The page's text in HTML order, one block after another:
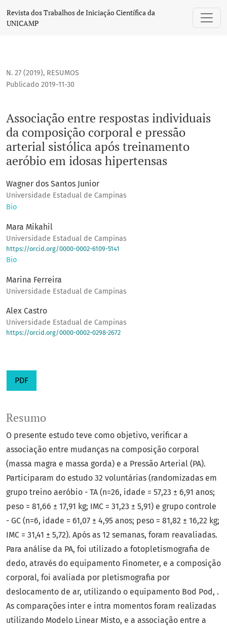
Associação entre respostas individuais da composição
Revista dos Trabalhos de Iniciação Científica da
UNICAMP
N. 27 (2019), RESUMOS
Associação entre respostas individuais
da composição corporal e pressão
arterial sistólica após treinamento
aeróbio em idosas hipertensas
Publicado 2019-11-30
Wagner dos Santos Junior
Universidade Estadual de Campinas
Bio
Mara Mikahil
Universidade Estadual de Campinas
https://orcid.org/0000-0002-6109-5141
Bio
Marina Ferreira
Universidade Estadual de Campinas
Alex Castro
Universidade Estadual de Campinas
https://orcid.org/0000-0002-0298-2672
PDF
Resumo
O presente estudo teve como objetivo, verificar a
associação entre mudanças na composição corporal
(massa magra e massa gorda) e a Pressão Arterial (PA).
Participaram do estudo 32 voluntárias (randomizadas em
grupo treino aeróbio - TA (n=26, idade = 57,23 ± 6,91 anos;
peso = 81,66 ± 17,91 kg; IMC = 31,23 ± 5,91) e grupo controle
- GC (n=6, idade = 61,07 ± 4,95 anos; peso = 81,82 ± 16,22 kg;
IMC = 31,41 ± 5,72). Após as 12 semanas, foram reavaliadas.
Para análise da PA, foi utilizado a fotopletismografia de
dedo, através do equipamento Finometer, e a composição
corporal, foi avaliada por pletismografia por
deslocamento de ar, utilizando o equipamento Bod Pod, .
As comparações inter e intra momentos foram realizadas
utilizando Modelo Linear Misto, e a associação entre a